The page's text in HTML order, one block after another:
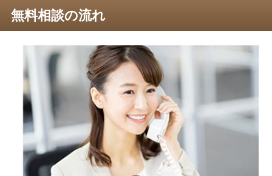
無料相談の流れ